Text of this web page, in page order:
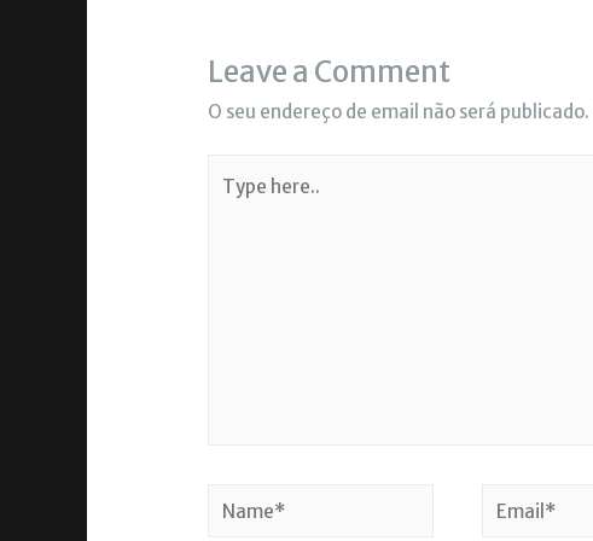
Leave a Comment
O seu endereço de email não será publicado.